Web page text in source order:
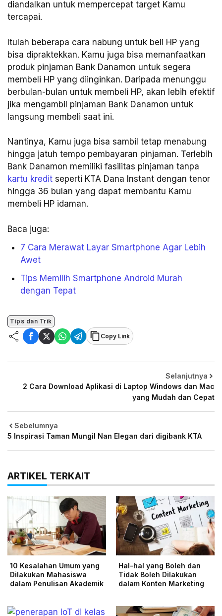
diandalkan untuk mempercepat target Kamu
tercapai.
Itulah beberapa cara nabung untuk beli HP yang
bisa dipraktekkan. Kamu juga bisa memanfaatkan
produk pinjaman Bank Danamon untuk segera
membeli HP yang diinginkan. Daripada menunggu
berbulan-bulan untuk membeli HP, akan lebih efektif
jika mengambil pinjaman Bank Danamon untuk
langsung membeli saat ini.
Nantinya, Kamu juga bisa sambil tetap menabung
hingga jatuh tempo pembayaran pinjaman. Terlebih
Bank Danamon memiliki fasilitas pinjaman tanpa
kartu kredit seperti KTA Dana Instant dengan tenor
hingga 36 bulan yang dapat membantu Kamu
membeli HP idaman.
Baca juga:
7 Cara Merawat Layar Smartphone Agar Lebih
Awet
Tips Memilih Smartphone Android Murah
dengan Tepat
Tips dan Trik
Copy Link
Sebelumnya
5 Inspirasi Taman Mungil Nan Elegan dari digibank KTA
Selanjutnya
2 Cara Download Aplikasi di Laptop Windows dan Mac
yang Mudah dan Cepat
ARTIKEL TERKAIT
10 Kesalahan Umum yang
Dilakukan Mahasiswa
dalam Penulisan Akademik
Hal-hal yang Boleh dan
Tidak Boleh Dilakukan
dalam Konten Marketing